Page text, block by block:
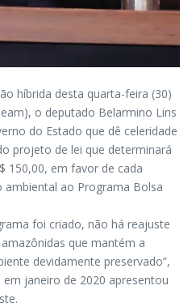
híbrida desta quarta-feira (30)
o deputado Belarmino Lins
do Estado que dê celeridade
projeto de lei que determinará
150,00, em favor de cada
ao Programa Bolsa
foi criado, não há reajuste
que mantém a
devidamente preservado”,
janeiro de 2020 apresentou